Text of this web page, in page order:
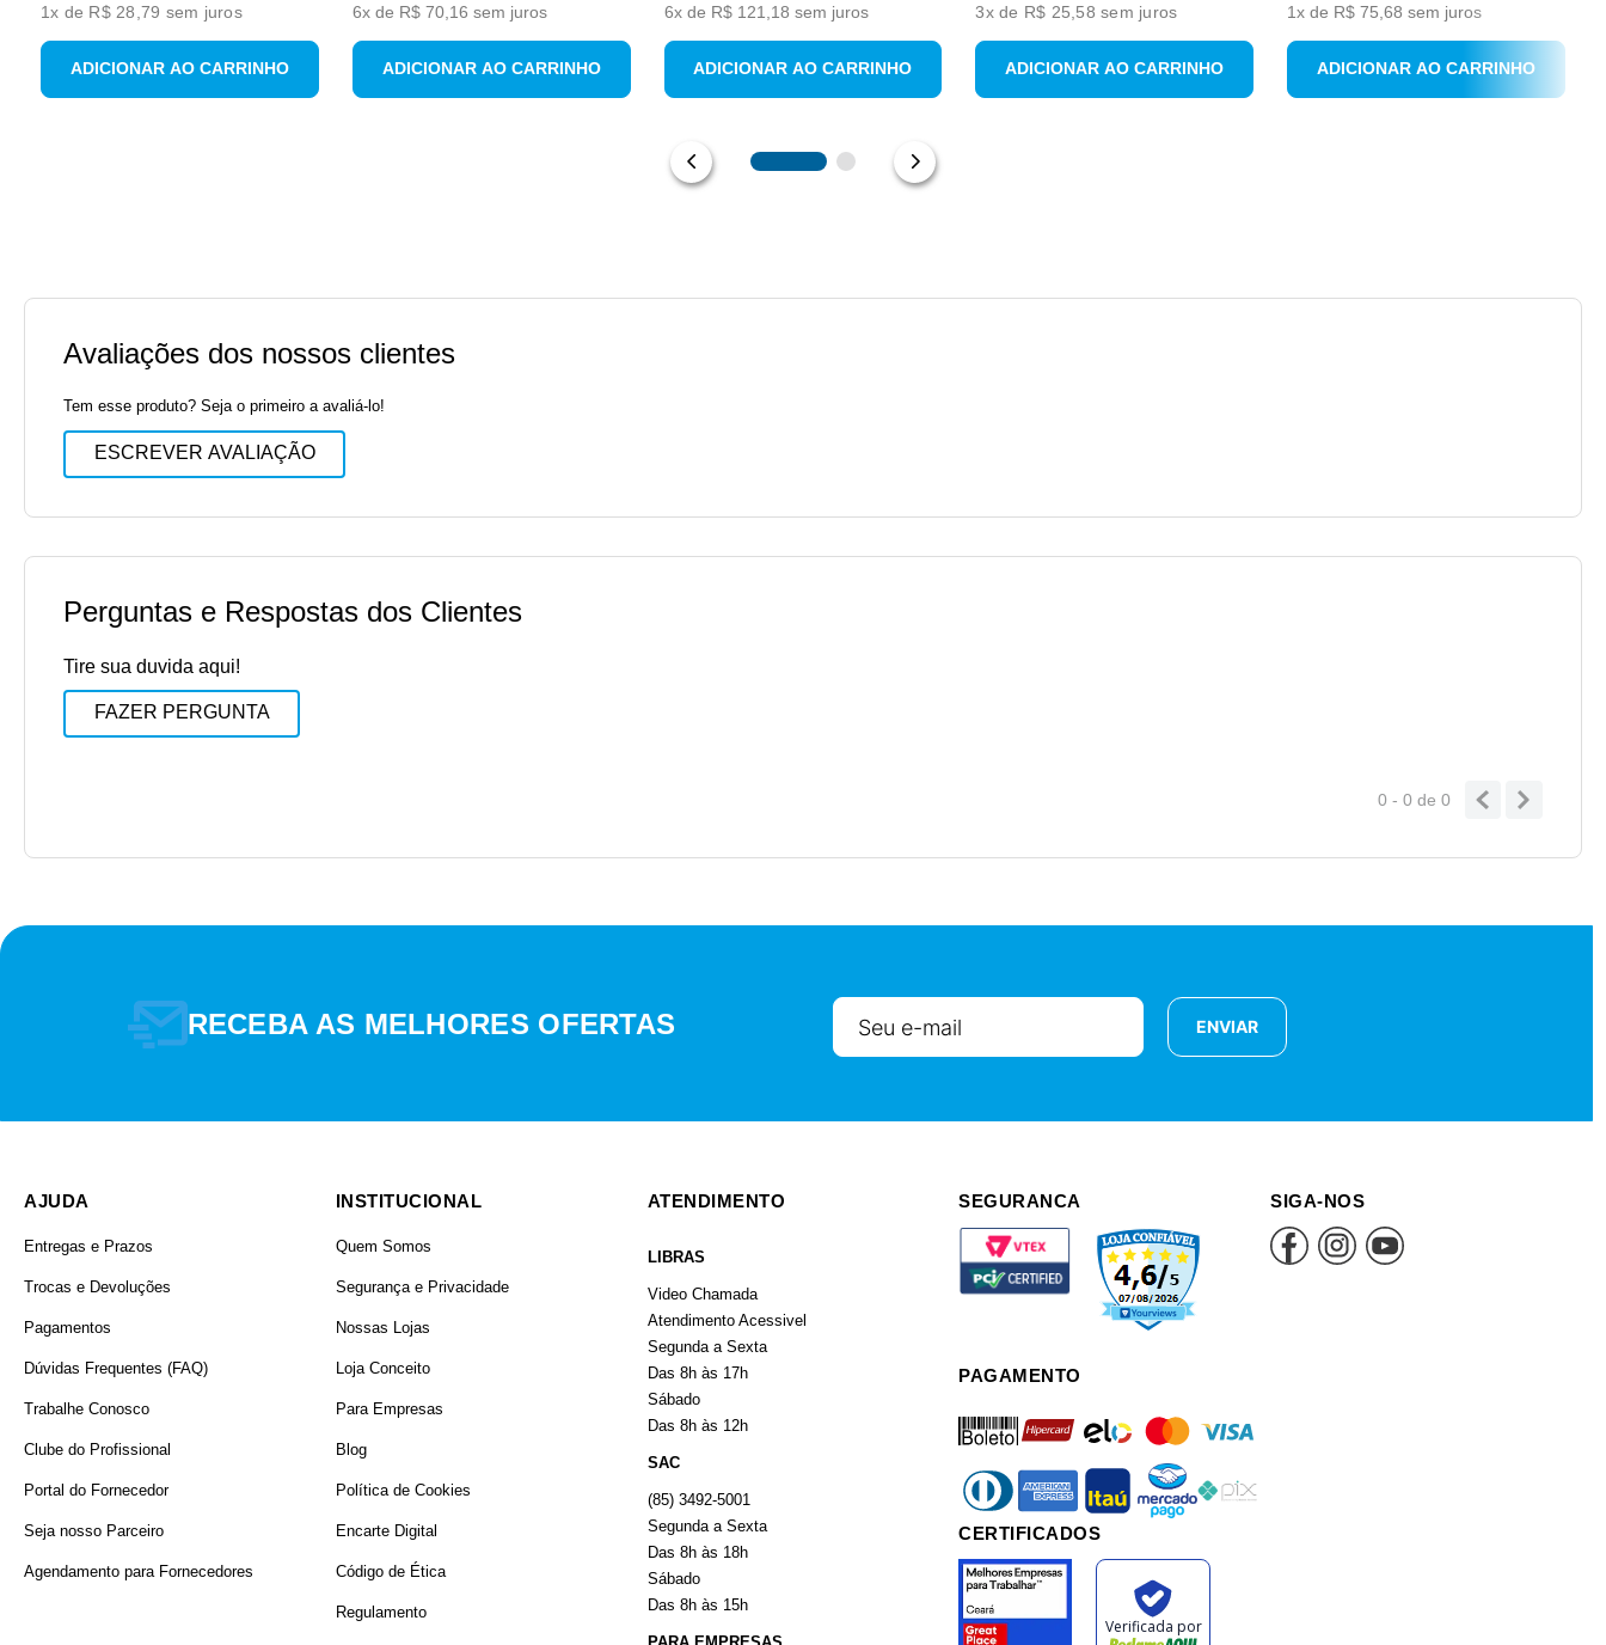
1x de R$ 28,79 sem juros
ADICIONAR AO CARRINHO
6x de R$ 70, 16 sem juros
ADICIONAR AO CARRINHO
6x de R$ 121 18 sem juros
ADICIONAR AO CARRINHO
3x de R$ 25,58 sem juros
ADICIONAR AO CARRINHO
1x de R$ 75 ,68 sem juros
ADICIONAR AO CARRINHO
Avaliações dos nossos clientes
Tem esse produto? Seja o primeiro a avaliá-lo!
ESCREVER AVALIAÇÃO
Perguntas e Respostas dos Clientes
Tire sua duvida aqui!
FAZER PERGUNTA
0 - 0 de 0
RECEBA AS MELHORES OFERTAS ENVIAR
AJUDA
Entregas e Prazos
Trocas e Devoluções
Pagamentos
Dúvidas Frequentes (FAQ)
Trabalhe Conosco
Clube do Profissional
Portal do Fornecedor
Seja nosso Parceiro
Agendamento para Fornecedores
INSTITUCIONAL
Quem Somos
Segurança e Privacidade
Nossas Lojas
Loja Conceito
Para Empresas
Blog
Política de Cookies
Encarte Digital
Código de Ética
Regulamento
ATENDIMENTO
LIBRAS
Video Chamada
Atendimento Acessivel
Segunda a Sexta
Das 8h às 17h
Sábado
Das 8h às 12h
SAC
(85) 3492-5001
Segunda a Sexta
Das 8h às 18h
Sábado
Das 8h às 15h
SEGURANCA
PAGAMENTO
boleto mastercard
diners american itau mercadopago
CERTIFICADOS
SIGA-NOS